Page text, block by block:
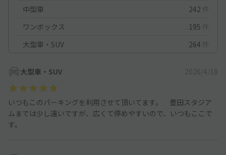
中型車
242 件
ワンボックス
195 件
大型車・SUV
264 件
大型車・SUV 2026/4/18
いつもこのパーキングを利用させて頂いてます。 豊田スタジア
ムまでは少し遠いですが、広くて停めやすいので、いつもここで
す。